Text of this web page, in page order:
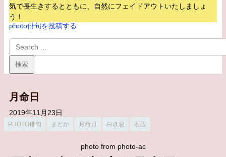
気で長生きするとともに、自然にフェイドアウトいたしましょ
う！
photo俳句を投稿する
月命日
2019年11月23日
PHOTO俳句 まどか 月命日 白き息 石段
photo from photo-ac